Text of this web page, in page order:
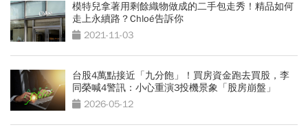
模特兒拿著用剩餘織物做成的二手包走秀！精品如何
走上永續路？Chloé告訴你
2021-11-03
台股4萬點接近「九分飽」！買房資金跑去買股，李
同榮喊4警訊：小心重演3投機景象「股房崩盤」
2026-05-12